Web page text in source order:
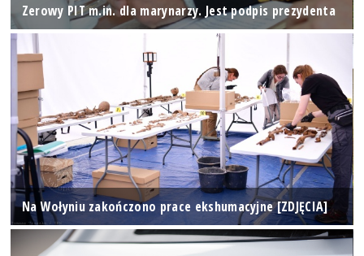
Zerowy PIT m.in. dla marynarzy. Jest podpis prezydenta
Na Wołyniu zakończono prace ekshumacyjne [ZDJĘCIA]